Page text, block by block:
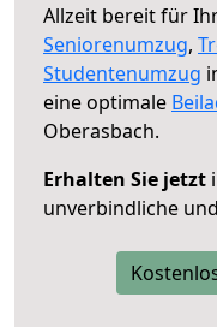
Allzeit bereit für
Seniorenumzug,
Studentenumzug
eine optimale
Oberasbach.
Erhalten Sie jetzt
unverbindliche